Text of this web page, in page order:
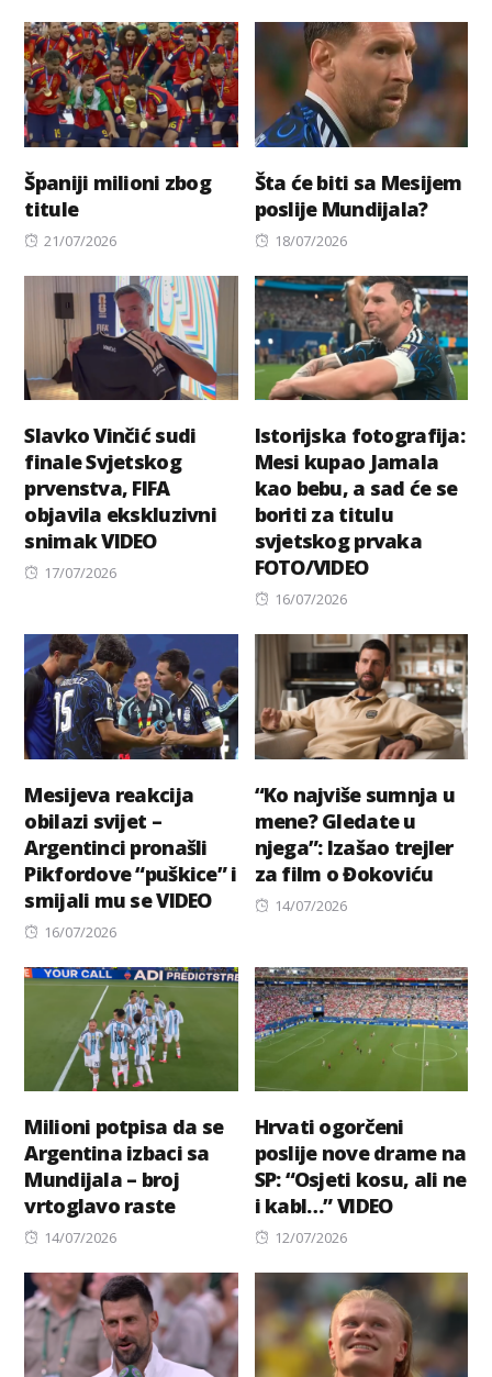
Španiji milioni zbog
titule
Posted
21/07/2026
Šta će biti sa Mesijem
poslije Mundijala?
Posted
18/07/2026
Slavko Vinčić sudi
finale Svjetskog
prvenstva, FIFA
objavila ekskluzivni
snimak VIDEO
Posted
17/07/2026
Istorijska fotografija:
Mesi kupao Jamala
kao bebu, a sad će se
boriti za titulu
svjetskog prvaka
FOTO/VIDEO
Posted
16/07/2026
Mesijeva reakcija
obilazi svijet –
Argentinci pronašli
Pikfordove “puškice” i
smijali mu se VIDEO
Posted
16/07/2026
“Ko najviše sumnja u
mene? Gledate u
njega”: Izašao trejler
za film o Đokoviću
Posted
14/07/2026
Milioni potpisa da se
Argentina izbaci sa
Mundijala – broj
vrtoglavo raste
Posted
14/07/2026
Hrvati ogorčeni
poslije nove drame na
SP: “Osjeti kosu, ali ne
i kabl…” VIDEO
Posted
12/07/2026